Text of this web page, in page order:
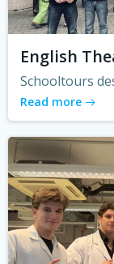
English
Schooltours
Read more